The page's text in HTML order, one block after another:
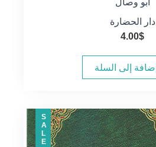
أبو وصال
دار الحضارة
4.00$
إضافة إلى السلة
SALE